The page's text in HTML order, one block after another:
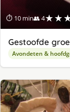
⏱ 10 min👥 4
Gestoofde
Avondeten &